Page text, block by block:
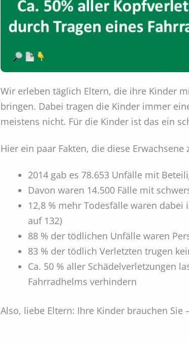
Wir erleben täglich Eltern, die ihre Kinder
bringen. Dabei tragen die Kinder immer
meistens nicht. Für die Kinder ist das ein
Hier ein paar Fakten, die diese
2014 gab es 78.653 Unfälle mit
Davon waren 14.500 Fälle mit
12,8 % mehr Todesfälle waren
auf 132)
88 % der tödlichen Unfälle waren
83 % der tödlich Verletzten trugen
Ca. 50 % aller Schädelverletzungen
Fahrradhelms verhindern
Also, liebe Eltern: Ihre Kinder brauchen Sie